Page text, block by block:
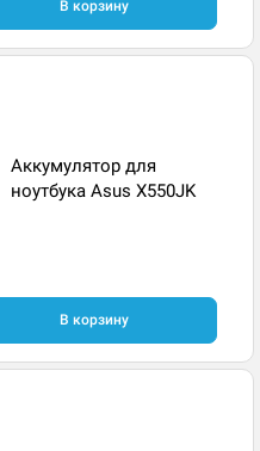
В корзину
Аккумулятор для
ноутбука Asus X550JK
В корзину